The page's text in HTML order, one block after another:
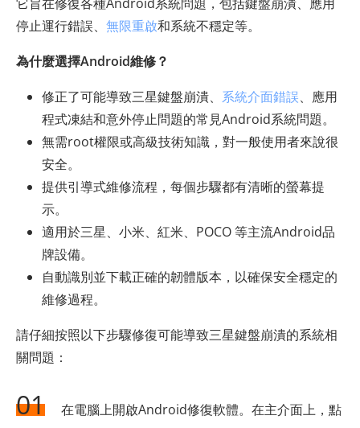
停止運行錯誤、 無限重啟和系統不穩定等。
為什麼選擇Android維修？
修正了可能導致三星鍵盤崩潰、 系統介面錯誤、應用
程式凍結和意外停止問題的常見Android系統問題。
無需root權限或高級技術知識，對一般使用者來說很
安全。
提供引導式維修流程，每個步驟都有清晰的螢幕提
示。
適用於三星、小米、紅米、POCO 等主流Android品
牌設備。
自動識別並下載正確的韌體版本，以確保安全穩定的
維修過程。
請仔細按照以下步驟修復可能導致三星鍵盤崩潰的系統相
關問題：
01
在電腦上開啟Android修復軟體。在主介面上，點